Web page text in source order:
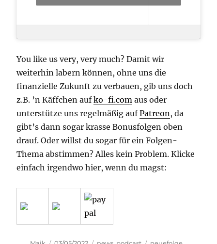
You like us very, very much? Damit wir
weiterhin labern können, ohne uns die
finanzielle Zukunft zu verbauen, gib uns doch
z.B. ’n Käffchen aufko-fi.com aus oder
unterstütze uns regelmäßig aufPatreon , da
gibt’s dann sogar krasse Bonusfolgen oben
drauf. Oder willst du sogar für ein Folgen-
Thema abstimmen? Alles kein Problem. Klicke
einfach irgendwo hier, wenn du magst: